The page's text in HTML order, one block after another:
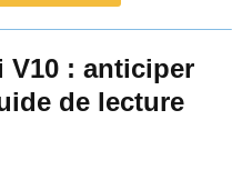
V10 : anticiper
de lecture